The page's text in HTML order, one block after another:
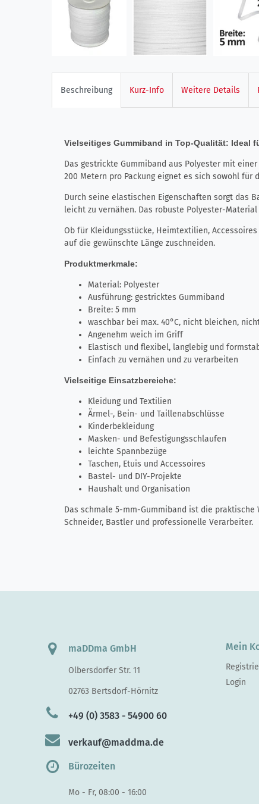
Beschreibung Kurz-Info Weitere Details
Vielseitiges Gummiband in Top-Qualität: Ideal
Das gestrickte Gummiband aus Polyester mit
200 Metern pro Packung eignet es sich sowohl
Durch seine elastischen Eigenschaften sorgt das
leicht zu vernähen. Das robuste Polyester-
Ob für Kleidungsstücke, Heimtextilien,
auf die gewünschte Länge zuschneiden.
Produktmerkmale:
Material: Polyester
Ausführung: gestricktes Gummiband
Breite: 5 mm
waschbar bei max. 40°C, nicht bleichen,
Angenehm weich im Griff
Elastisch und flexibel, langlebig und
Einfach zu vernähen und zu verarbeiten
Vielseitige Einsatzbereiche:
Kleidung und Textilien
Ärmel-, Bein- und Taillenabschlüsse
Kinderbekleidung
Masken- und Befestigungsschlaufen
leichte Spannbezüge
Taschen, Etuis und Accessoires
Bastel- und DIY-Projekte
Haushalt und Organisation
Das schmale 5-mm-Gummiband ist die
Schneider, Bastler und professionelle Verarbeiter.
maDDma GmbH
Olbersdorfer Str. 11
02763 Bertsdorf-Hörnitz
+49 (0) 3583 - 54900 60
verkauf@maddma.de
Bürozeiten
Mo - Fr, 08:00 - 16:00
Mein
Login